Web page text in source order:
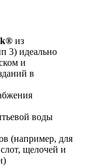
из
3) идеально
и
в
воды
(например, для
щелочей и